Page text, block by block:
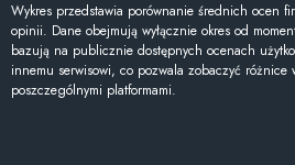
Wykres przedstawia porównanie średnich ocen
opinii. Dane obejmują wyłącznie okres od
bazują na publicznie dostępnych ocenach
innemu serwisowi, co pozwala zobaczyć różnice
poszczególnymi platformami.